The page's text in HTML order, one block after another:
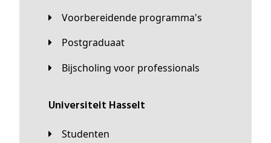
Voorbereidende programma's
Postgraduaat
Bijscholing voor professionals
universiteit Hasselt
Studenten